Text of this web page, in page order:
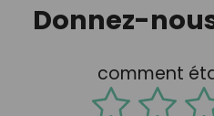
Donnez-
comment